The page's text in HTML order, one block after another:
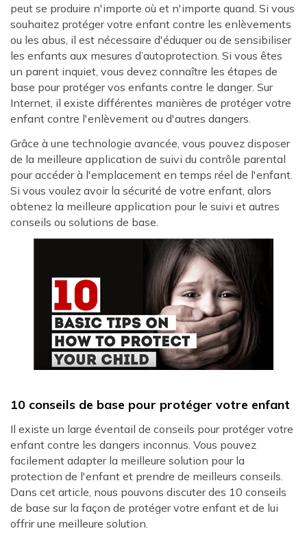
peut se produire n'importe où et n'importe quand. Si vous
souhaitez protéger votre enfant contre les enlèvements
ou les abus, il est nécessaire d'éduquer ou de sensibiliser
les enfants aux mesures d’autoprotection. Si vous êtes
un parent inquiet, vous devez connaître les étapes de
base pour protéger vos enfants contre le danger. Sur
Internet, il existe différentes manières de protéger votre
enfant contre l'enlèvement ou d'autres dangers.
Grâce à une technologie avancée, vous pouvez disposer
de la meilleure application de suivi du contrôle parental
pour accéder à l'emplacement en temps réel de l'enfant.
Si vous voulez avoir la sécurité de votre enfant, alors
obtenez la meilleure application pour le suivi et autres
conseils ou solutions de base.
10 conseils de base pour protéger votre enfant
Il existe un large éventail de conseils pour protéger votre
enfant contre les dangers inconnus. Vous pouvez
facilement adapter la meilleure solution pour la
protection de l'enfant et prendre de meilleurs conseils.
Dans cet article, nous pouvons discuter des 10 conseils
de base sur la façon de protéger votre enfant et de lui
offrir une meilleure solution.